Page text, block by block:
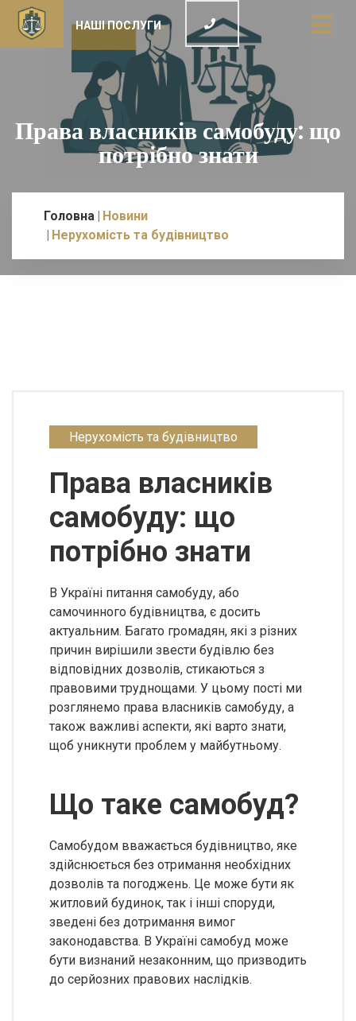
НАШІ ПОСЛУГИ
Права власників самобуду: що
потрібно знати
Головна Новини
Нерухомість та будівництво
Нерухомість та будівництво
Права власників
самобуду: що
потрібно знати
В Україні питання самобуду, або
самочинного будівництва, є досить
актуальним. Багато громадян, які з різних
причин вирішили звести будівлю без
відповідних дозволів, стикаються з
правовими труднощами. У цьому пості ми
розглянемо права власників самобуду, а
також важливі аспекти, які варто знати,
щоб уникнути проблем у майбутньому.
Що таке самобуд?
Самобудом вважається будівництво, яке
здійснюється без отримання необхідних
дозволів та погоджень. Це може бути як
житловий будинок, так і інші споруди,
зведені без дотримання вимог
законодавства. В Україні самобуд може
бути визнаний незаконним, що призводить
до серйозних правових наслідків.